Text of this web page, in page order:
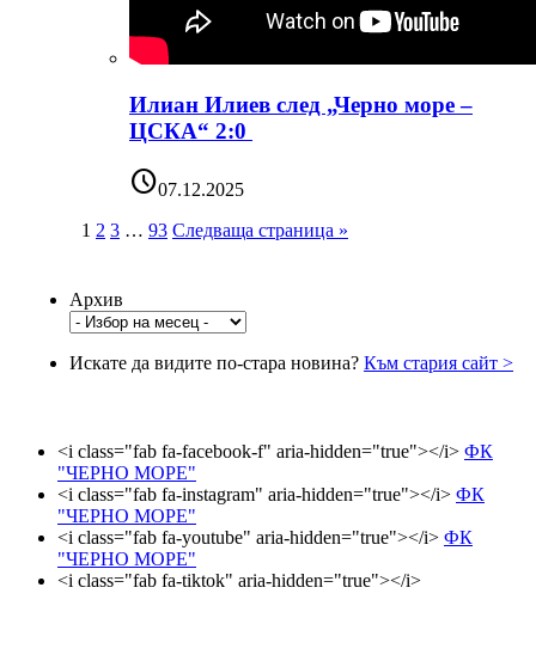
Илиан Илиев след „Черно море –
ЦСКА“ 2:0
schedule07.12.2025
1 2 3 … 93 Следваща страница »
Архив
Искате да видите по-стара новина? Към стария сайт >
<i class="fab fa-facebook-f" aria-hidden="true"></i> ФК
"ЧЕРНО МОРЕ"
<i class="fab fa-instagram" aria-hidden="true"></i> ФК
"ЧЕРНО МОРЕ"
<i class="fab fa-youtube" aria-hidden="true"></i> ФК
"ЧЕРНО МОРЕ"
<i class="fab fa-tiktok" aria-hidden="true"></i>